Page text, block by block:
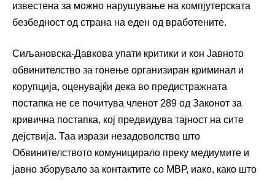
известена за можно нарушување на компјутерската
безбедност од страна на еден од вработените.
Сиљановска-Давкова упати критики и кон Јавното
обвинителство за гонење организиран криминал и
корупција, оценувајќи дека во предистражната
постапка не се почитува членот 289 од Законот за
кривична постапка, кој предвидува тајност на сите
дејствија. Таа изрази незадоволство што
Обвинителството комуницирало преку медиумите и
јавно зборувало за контактите со МВР, иако, како што